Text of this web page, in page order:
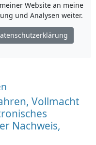
Website an meine
und Analysen weiter.
Vollmacht
Nachweis,